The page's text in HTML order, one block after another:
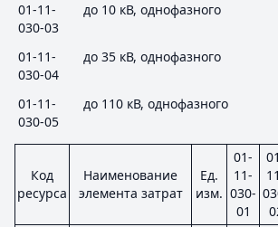
01-11-
030-03
до 10 кВ, однофазного
01-11-
030-04
до 35 кВ, однофазного
01-11-
030-05
до 110 кВ, однофазного
Код
ресурса
Наименование
элемента затрат
Ед.
изм.
01-
11-
030-
01